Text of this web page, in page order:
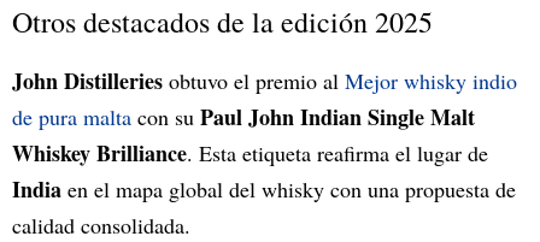
Otros destacados de la edición 2025
John Distilleries obtuvo el premio al Mejor whisky indio
de pura malta con su Paul John Indian Single Malt
Whiskey Brilliance. Esta etiqueta reafirma el lugar de
India en el mapa global del whisky con una propuesta de
calidad consolidada.